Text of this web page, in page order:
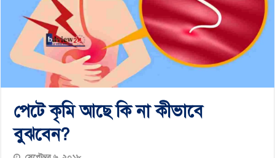
পেটে কৃমি আছে কি না কীভাবে
বুঝবেন?